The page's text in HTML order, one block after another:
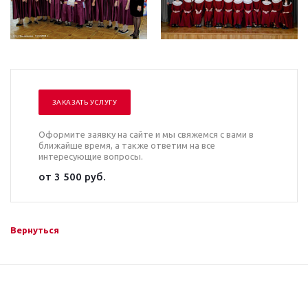
ЗАКАЗАТЬ УСЛУГУ
Оформите заявку на сайте и мы свяжемся с вами в
ближайше время, а также ответим на все
интересующие вопросы.
от 3 500 руб.
Вернуться